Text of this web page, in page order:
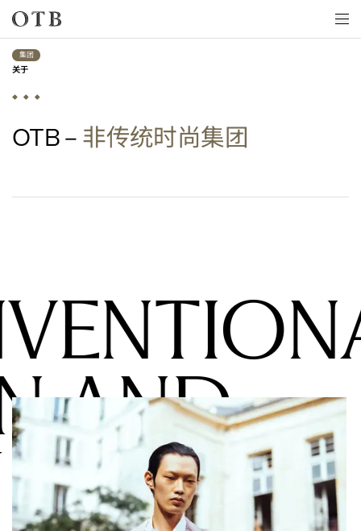
Skip to main content
集团
关于
OTB –非传统时尚集团
AND